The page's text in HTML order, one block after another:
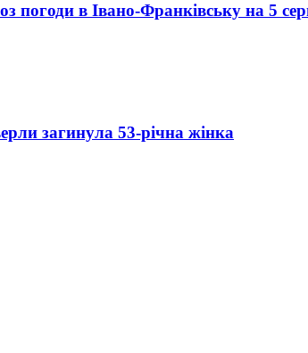
погоди в Івано-Франківську на 5
загинула 53-річна жінка